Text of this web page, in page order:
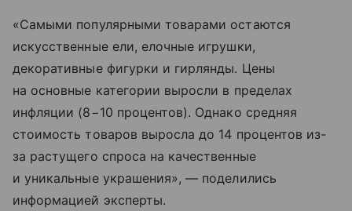
«Самыми популярными товарами остаются
искусственные ели, елочные игрушки,
декоративные фигурки и гирлянды. Цены
на основные категории выросли в пределах
инфляции (8−10 процентов). Однако средняя
стоимость товаров выросла до 14 процентов из-
за растущего спроса на качественные
и уникальные украшения», — поделились
информацией эксперты.